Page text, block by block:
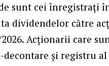
sunt cei înregistraţi
dividendelor către
Acţionarii care
decontare și registru